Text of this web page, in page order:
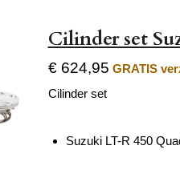
Cilinder set
€ 624,95 GRATIS
Cilinder set
Suzuki LT-R 450